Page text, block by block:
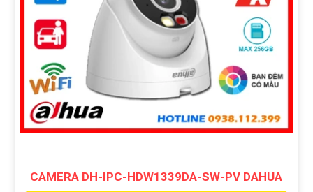
CAMERA DH-IPC-HDW1339DA-SW-PV DAHUA